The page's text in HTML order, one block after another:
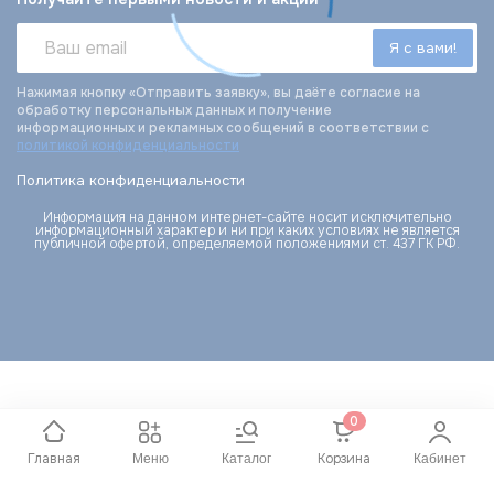
Нажимая кнопку «Отправить заявку», вы даёте согласие на
обработку персональных данных и получение
информационных и рекламных сообщений в соответствии с
политикой конфиденциальности
Политика конфиденциальности
Информация на данном интернет-сайте носит исключительно
информационный характер и ни при каких условиях не является
публичной офертой, определяемой положениями ст. 437 ГК РФ.
Главная Меню Каталог
0
Корзина Кабинет